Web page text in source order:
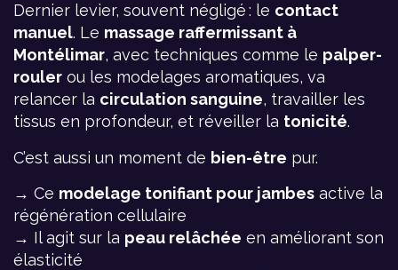
Dernier levier, souvent négligé : le contact
manuel. Le massage raffermissant à
Montélimar, avec techniques comme le palper-
rouler ou les modelages aromatiques, va
relancer la circulation sanguine, travailler les
tissus en profondeur, et réveiller la tonicité.
C’est aussi un moment de bien-être pur.
→ Ce modelage tonifiant pour jambes active la
régénération cellulaire
→ Il agit sur la peau relâchée en améliorant son
élasticité